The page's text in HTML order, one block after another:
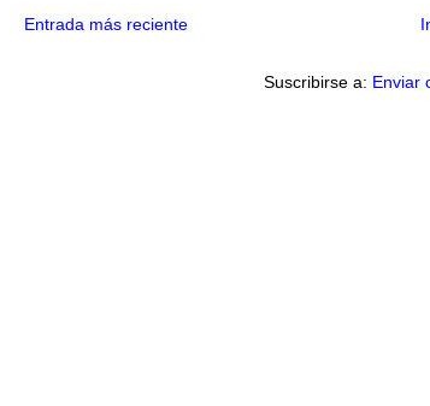
Entrada más reciente
Suscribirse a: Enviar